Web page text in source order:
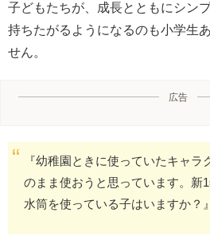
子どもたちが、成長とともにシン
持ちたがるようになるのも小学生
せん。
広告
『幼稚園ときに使っていたキャラ
のまま使おうと思っています。新
水筒を使っている子はいますか？』